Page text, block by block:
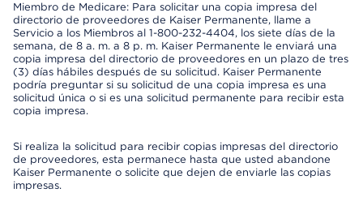
Miembro de Medicare: Para solicitar una copia impresa del
directorio de proveedores de Kaiser Permanente, llame a
Servicio a los Miembros al 1-800-232-4404, los siete días de la
semana, de 8 a. m. a 8 p. m. Kaiser Permanente le enviará una
copia impresa del directorio de proveedores en un plazo de tres
(3) días hábiles después de su solicitud. Kaiser Permanente
podría preguntar si su solicitud de una copia impresa es una
solicitud única o si es una solicitud permanente para recibir esta
copia impresa.
Si realiza la solicitud para recibir copias impresas del directorio
de proveedores, esta permanece hasta que usted abandone
Kaiser Permanente o solicite que dejen de enviarle las copias
impresas.